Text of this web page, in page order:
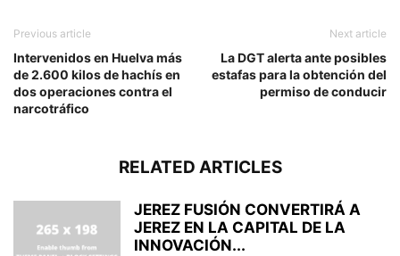
Previous article
Intervenidos en Huelva más
de 2.600 kilos de hachís en
dos operaciones contra el
narcotráfico
Next article
La DGT alerta ante posibles
estafas para la obtención del
permiso de conducir
RELATED ARTICLES
JEREZ FUSIÓN CONVERTIRÁ A
JEREZ EN LA CAPITAL DE LA
INNOVACIÓN...